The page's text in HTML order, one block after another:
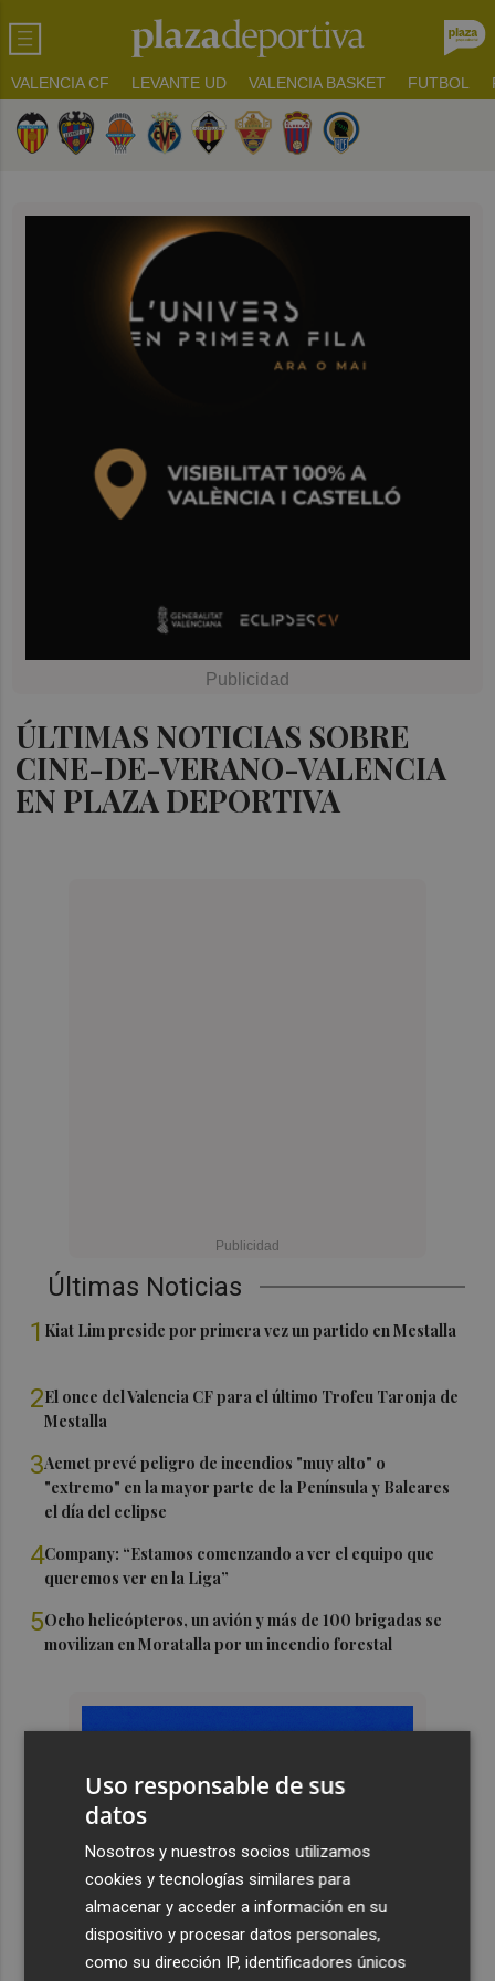
VALENCIA CF LEVANTE UD VALENCIA BASKET FUTBOL
ÚLTIMAS NOTICIAS SOBRE
CINE-DE-VERANO-VALENCIA
EN PLAZA DEPORTIVA
Últimas Noticias
1 Kiat Lim preside por primera vez un partido en Mestalla
2El once del Valencia CF para el último Trofeu Taronja de
Mestalla
3Aemet prevé peligro de incendios "muy alto" o
"extremo" en la mayor parte de la Península y Baleares
el día del eclipse
4Company: “Estamos comenzando a ver el equipo que
queremos ver en la Liga”
5Ocho helicópteros, un avión y más de 100 brigadas se
movilizan en Moratalla por un incendio forestal
Uso responsable de sus
datos
Nosotros y nuestros socios utilizamos
cookies y tecnologías similares para
almacenar y acceder a información en su
dispositivo y procesar datos personales,
como su dirección IP, identificadores únicos